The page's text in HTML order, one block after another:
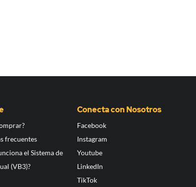
frecuentes
el Sistema de
(VB3)?
Conecta con Nosotros
Facebook
Instagram
Youtube
LinkedIn
TikTok